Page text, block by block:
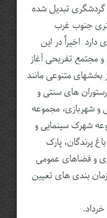
گردشگری تبدیل شده
دره سی در ۳ کیلومتری جنوب غرب
اخیراً در این
مجتمع تفریحی آغاز
متنوعی مانند
های سنتی و
و شهربازی، مجموعه
شهرک سینمایی و
پرندگان، پارک
و فضاهای عمومی
بندی های تعیین